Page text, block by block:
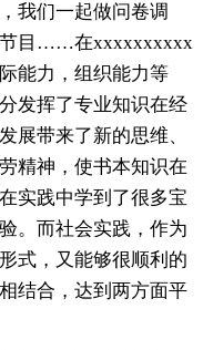
我们一起做问卷调
节目……在xxxxxxxxxx
能力，组织能力等
发挥了专业知识在经
展带来了新的思维、
精神，使书本知识在
实践中学到了很多宝
。而社会实践，作为
式，又能够很顺利的
结合，达到两方面平